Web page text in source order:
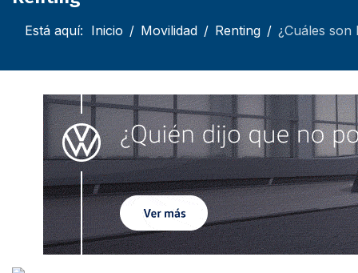
Está aquí: Inicio Movilidad Renting ¿Cuáles son